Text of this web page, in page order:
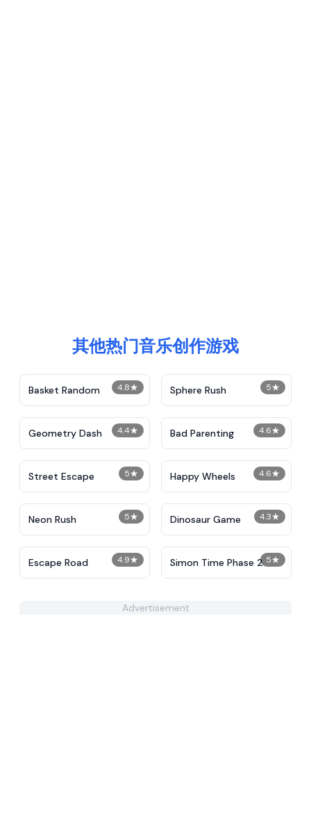
其他热门音乐创作游戏
4.8★
Basket Random 5★
Sphere Rush
4.4★
Geometry Dash 4.6★
Bad Parenting
5★
Street Escape 4.6★
Happy Wheels
5★
Neon Rush 4.3★
Dinosaur Game
4.9★
Escape Road 5★
Simon Time Phase 2
Advertisement